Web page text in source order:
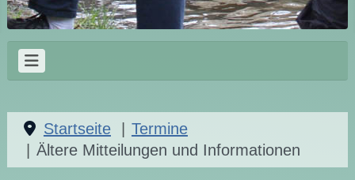
Startseite
Termine
Ältere Mitteilungen und Informationen